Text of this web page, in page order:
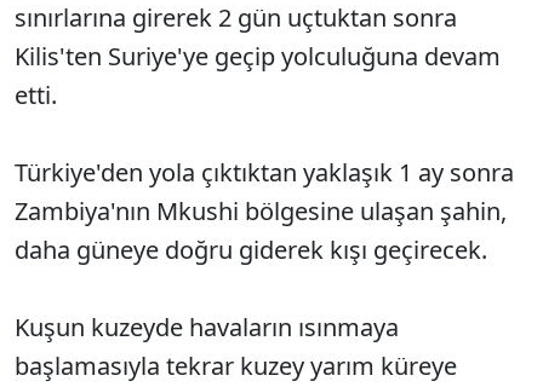
sınırlarına girerek 2 gün uçtuktan sonra
Kilis'ten Suriye'ye geçip yolculuğuna devam
etti.
Türkiye'den yola çıktıktan yaklaşık 1 ay sonra
Zambiya'nın Mkushi bölgesine ulaşan şahin,
daha güneye doğru giderek kışı geçirecek.
Kuşun kuzeyde havaların ısınmaya
başlamasıyla tekrar kuzey yarım küreye